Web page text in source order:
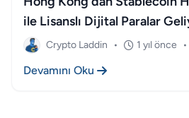
ile Lisanslı Dijital Paralar
Crypto Laddin • 1 yıl önce •
Devamını Oku